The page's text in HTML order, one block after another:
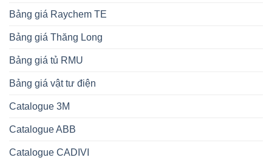
Bảng giá Raychem TE
Bảng giá Thăng Long
Bảng giá tủ RMU
Bảng giá vật tư điện
Catalogue 3M
Catalogue ABB
Catalogue CADIVI